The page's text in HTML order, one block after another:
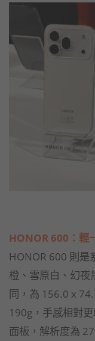
HONOR 600：輕
HONOR 600 則是
橙、雪原白、幻夜
同，為 156.0 x
190g，手感相對
面板，解析度為